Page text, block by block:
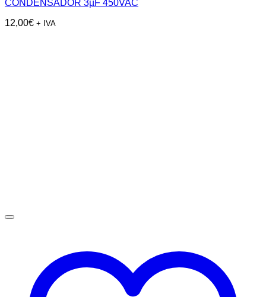
CONDENSADOR 3µF 450VAC
12,00€ + IVA